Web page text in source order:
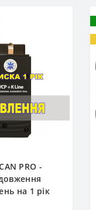
PRO -
на 1 рік